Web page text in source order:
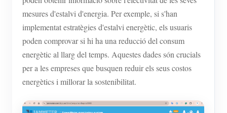
mesures d'estalvi d'energia. Per exemple, si s'han
implementat estratègies d'estalvi energètic, els usuaris
poden comprovar si hi ha una reducció del consum
energètic al llarg del temps. Aquestes dades són crucials
per a les empreses que busquen reduir els seus costos
energètics i millorar la sostenibilitat.